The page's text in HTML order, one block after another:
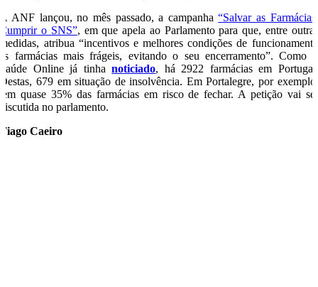
A ANF lançou, no mês passado, a campanha“Salvar as Farmácias,
Cumprir o SNS”, em que apela ao Parlamento para que, entre outras
medidas, atribua “incentivos e melhores condições de funcionamento
às farmácias mais frágeis, evitando o seu encerramento”. Como o
Saúde Online já tinhanoticiado, há 2922 farmácias em Portugal.
Destas, 679 em situação de insolvência. Em Portalegre, por exemplo,
tem quase 35% das farmácias em risco de fechar. A petição vai ser
discutida no parlamento.
Tiago Caeiro